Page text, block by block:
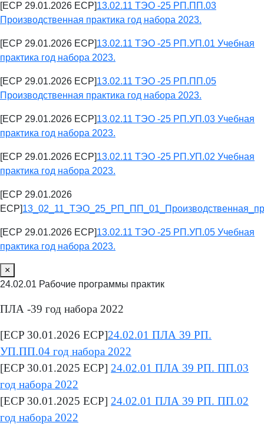
[ECP 29.01.2026 ECP]13.02.11 ТЭО -25 РП.ПП.03
Производственная практика год набора 2023.
[ECP 29.01.2026 ECP]13.02.11 ТЭО -25 РП.УП.01 Учебная
практика год набора 2023.
[ECP 29.01.2026 ECP]13.02.11 ТЭО -25 РП.ПП.05
Производственная практика год набора 2023.
[ECP 29.01.2026 ECP]13.02.11 ТЭО -25 РП.УП.03 Учебная
практика год набора 2023.
[ECP 29.01.2026 ECP]13.02.11 ТЭО -25 РП.УП.02 Учебная
практика год набора 2023.
[ECP 29.01.2026
ECP]
[ECP 29.01.2026 ECP]13.02.11 ТЭО -25 РП.УП.05 Учебная
практика год набора 2023.
×
24.02.01 Рабочие программы практик
ПЛА -39 год набора 2022
[ECP 30.01.2026 ECP]24.02.01 ПЛА 39 РП.
УП.ПП.04 год набора 2022
[ECP 30.01.2025 ECP] 24.02.01 ПЛА 39 РП. ПП.03
год набора 2022
[ECP 30.01.2025 ECP] 24.02.01 ПЛА 39 РП. ПП.02
год набора 2022